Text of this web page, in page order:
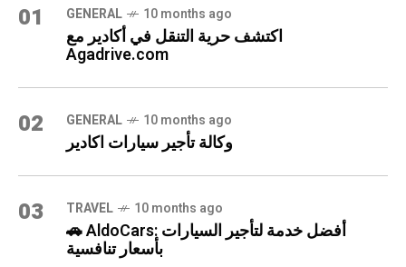
01 GENERAL 10 months ago
اكتشف حرية التنقل في أكادير مع
Agadrive.com
02 GENERAL 10 months ago
وكالة تأجير سيارات اكادير
03 TRAVEL 10 months ago
🚗 AldoCars: أفضل خدمة لتأجير السيارات
بأسعار تنافسية